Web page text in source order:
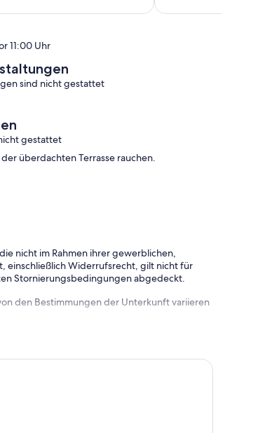
Anfrage
10,
11:00 Uhr
sind nicht gestattet
gestattet
überdachten Terrasse rauchen.
nicht im Rahmen ihrer gewerblichen,
einschließlich Widerrufsrecht, gilt nicht für
Stornierungsbedingungen abgedeckt.
den Bestimmungen der Unterkunft variieren